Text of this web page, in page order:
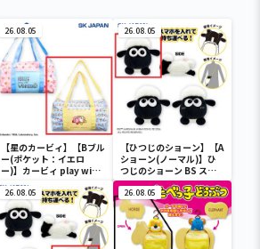
26.08.05
【星のカービィ】【Bブル
ー(ポケット：イエロ
ー)】カービィ play with
ワドルディ ボストンバッ
グ
26.08.05
【ひつじのショーン】【A
ショーン(ノーマル)】ひ
つじのショーン BS スマ
ホショーンルダー
26.08.05 26.08.05